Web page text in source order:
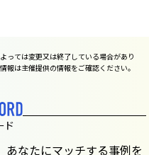
っては変更又は終了している場合があり
報は主催提供の情報をご確認ください。
ド
あなたにマッチする事例を